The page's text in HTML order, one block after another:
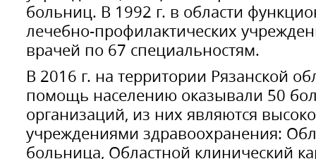
больниц. В 1992 г. в области
лечебно-профилактических
врачей по 67 специальностям.
В 2016 г. на территории Рязанской
помощь населению оказывали 50
организаций, из них являются
учреждениями здравоохранения:
больница, Областной клинический